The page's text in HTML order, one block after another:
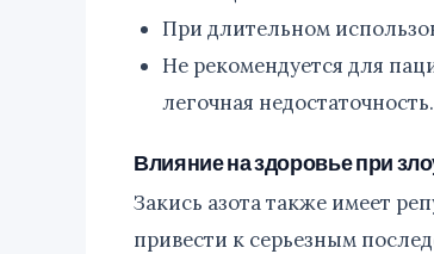
При длительном
Не рекомендуется для
легочная недостаточность.
Влияние на здоровье при
Закись азота также имеет
привести к серьезным